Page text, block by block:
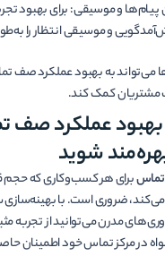
پیام‌ها و موسیقی: برای بهبود
و موسیقی انتظار را
می‌تواند به بهبود عملکرد
مشتریان کمک کند.
بهبود عملکرد صف
شوید
برای هر کسب‌وکاری که حجم
می‌­کند، ضروری است. با
مدرن می­‌توانید از تجربه
در مرکز تماس خود اطمینان